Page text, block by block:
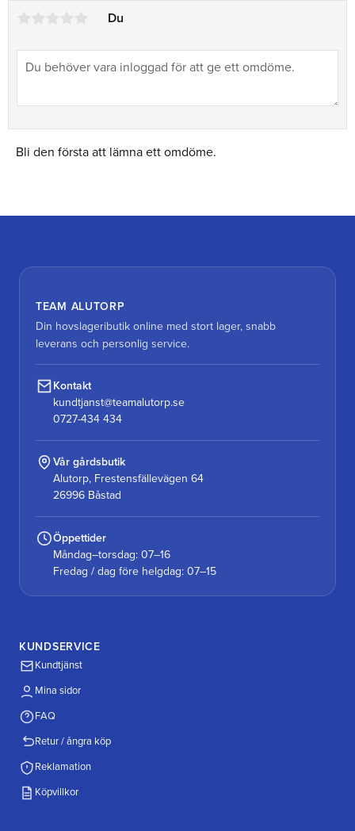
Du
Bli den första att lämna ett omdöme.
TEAM ALUTORP
Din hovslageributik online med stort lager, snabb
leverans och personlig service.
Kontakt
kundtjanst@teamalutorp.se
0727-434 434
Vår gårdsbutik
Alutorp, Frestensfällevägen 64
26996 Båstad
Öppettider
Måndag–torsdag: 07–16
Fredag / dag före helgdag: 07–15
KUNDSERVICE
Kundtjänst
Mina sidor
FAQ
Retur / ångra köp
Reklamation
Köpvillkor